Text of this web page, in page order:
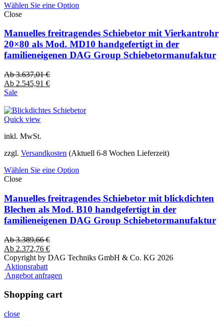
Wählen Sie eine Option
Close
Manuelles freitragendes Schiebetor mit Vierkantrohr
20×80 als Mod. MD10 handgefertigt in der
familieneigenen DAG Group Schiebetormanufaktur
Ab3.637,01€
Ab 2.545,91 €
Sale
Quick view
inkl. MwSt.
zzgl. Versandkosten (Aktuell 6-8 Wochen Lieferzeit)
Wählen Sie eine Option
Close
Manuelles freitragendes Schiebetor mit blickdichten
Blechen als Mod. B10 handgefertigt in der
familieneigenen DAG Group Schiebetormanufaktur
Ab3.389,66€
Ab 2.372,76 €
Copyright by DAG Techniks GmbH & Co. KG 2026
Aktionsrabatt
Angebot anfragen
Shopping cart
close